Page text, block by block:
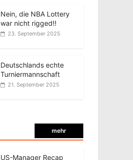
Nein, die NBA Lottery
war nicht rigged!!
23. September 2025
Deutschlands echte
Turniermannschaft
21. September 2025
mehr
US-Manager Recap